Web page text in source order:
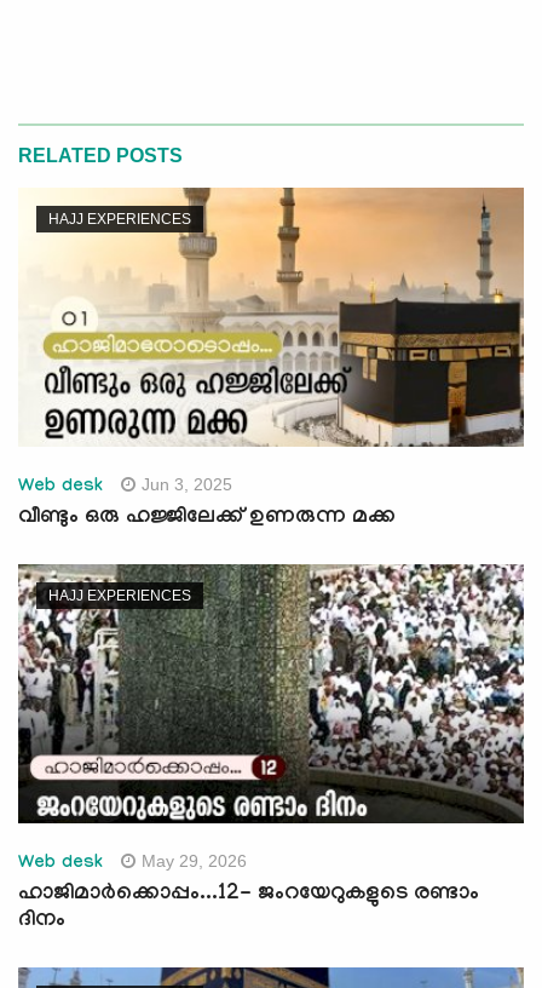
RELATED POSTS
HAJJ EXPERIENCES
Web desk Jun 3, 2025
വീണ്ടും ഒരു ഹജ്ജിലേക്ക് ഉണരുന്ന മക്ക
HAJJ EXPERIENCES
Web desk May 29, 2026
ഹാജിമാര്‍ക്കൊപ്പം...12- ജംറയേറുകളുടെ രണ്ടാം
ദിനം